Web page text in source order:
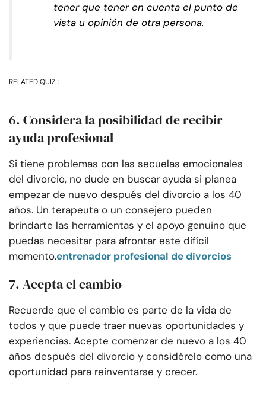
tener que tener en cuenta el punto de
vista u opinión de otra persona.
RELATED QUIZ :
6. Considera la posibilidad de recibir
ayuda profesional
Si tiene problemas con las secuelas emocionales
del divorcio, no dude en buscar ayuda si planea
empezar de nuevo después del divorcio a los 40
años. Un terapeuta o un consejero pueden
brindarte las herramientas y el apoyo genuino que
puedas necesitar para afrontar este difícil
momento.entrenador profesional de divorcios
7. Acepta el cambio
Recuerde que el cambio es parte de la vida de
todos y que puede traer nuevas oportunidades y
experiencias. Acepte comenzar de nuevo a los 40
años después del divorcio y considérelo como una
oportunidad para reinventarse y crecer.